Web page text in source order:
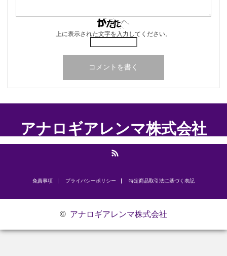
上に表示された文字を入力してください。
アナロギアレンマ株式会社
免責事項 プライバシーポリシー ​特定商品取引法に基づく表記
© アナロギアレンマ株式会社